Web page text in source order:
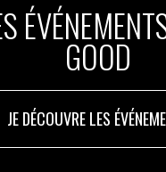
GOOD
JE DÉCOUVRE LES